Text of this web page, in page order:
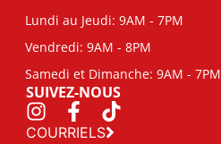
Lundi au Jeudi: 9AM - 7PM
Vendredi: 9AM - 8PM
Samedi et Dimanche: 9AM - 7PM
SUIVEZ-NOUS
COURRIELS